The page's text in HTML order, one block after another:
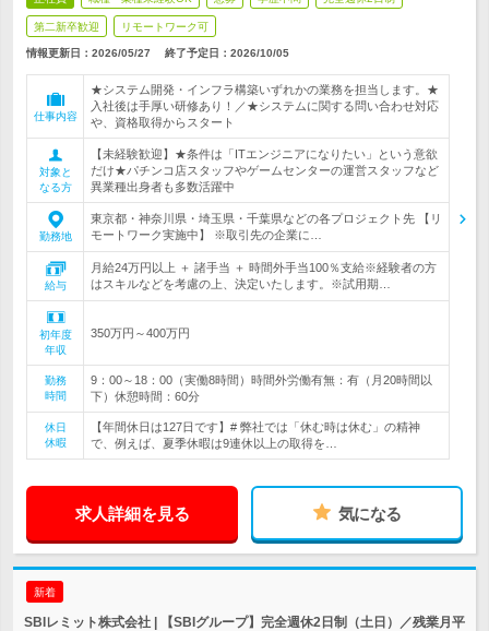
第二新卒歓迎 リモートワーク可
情報更新日：2026/05/27 終了予定日： 2026/10/05
仕事内容
★システム開発・インフラ構築いずれかの業務を担当します。★
入社後は手厚い研修あり！／★システムに関する問い合わせ対応
や、資格取得からスタート
対象と
なる方
【未経験歓迎】★条件は「ITエンジニアになりたい」という意欲
だけ★パチンコ店スタッフやゲームセンターの運営スタッフなど
異業種出身者も多数活躍中
勤務地
東京都・神奈川県・埼玉県・千葉県などの各プロジェクト先 【リ
モートワーク実施中】 ※取引先の企業に…
給与
月給24万円以上 ＋ 諸手当 ＋ 時間外手当100％支給※経験者の方
はスキルなどを考慮の上、決定いたします。※試用期…
初年度
年収
350万円～400万円
勤務
時間
9：00～18：00（実働8時間）時間外労働有無：有（月20時間以
下）休憩時間：60分
休日
休暇
【年間休日は127日です】# 弊社では「休む時は休む」の精神
で、例えば、夏季休暇は9連休以上の取得を…
求人詳細を見る 気になる
新着
SBIレミット株式会社 | 【SBIグループ】完全週休2日制（土日）／残業月平